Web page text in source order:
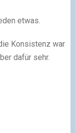
etwas.
Konsistenz war
dafür sehr.